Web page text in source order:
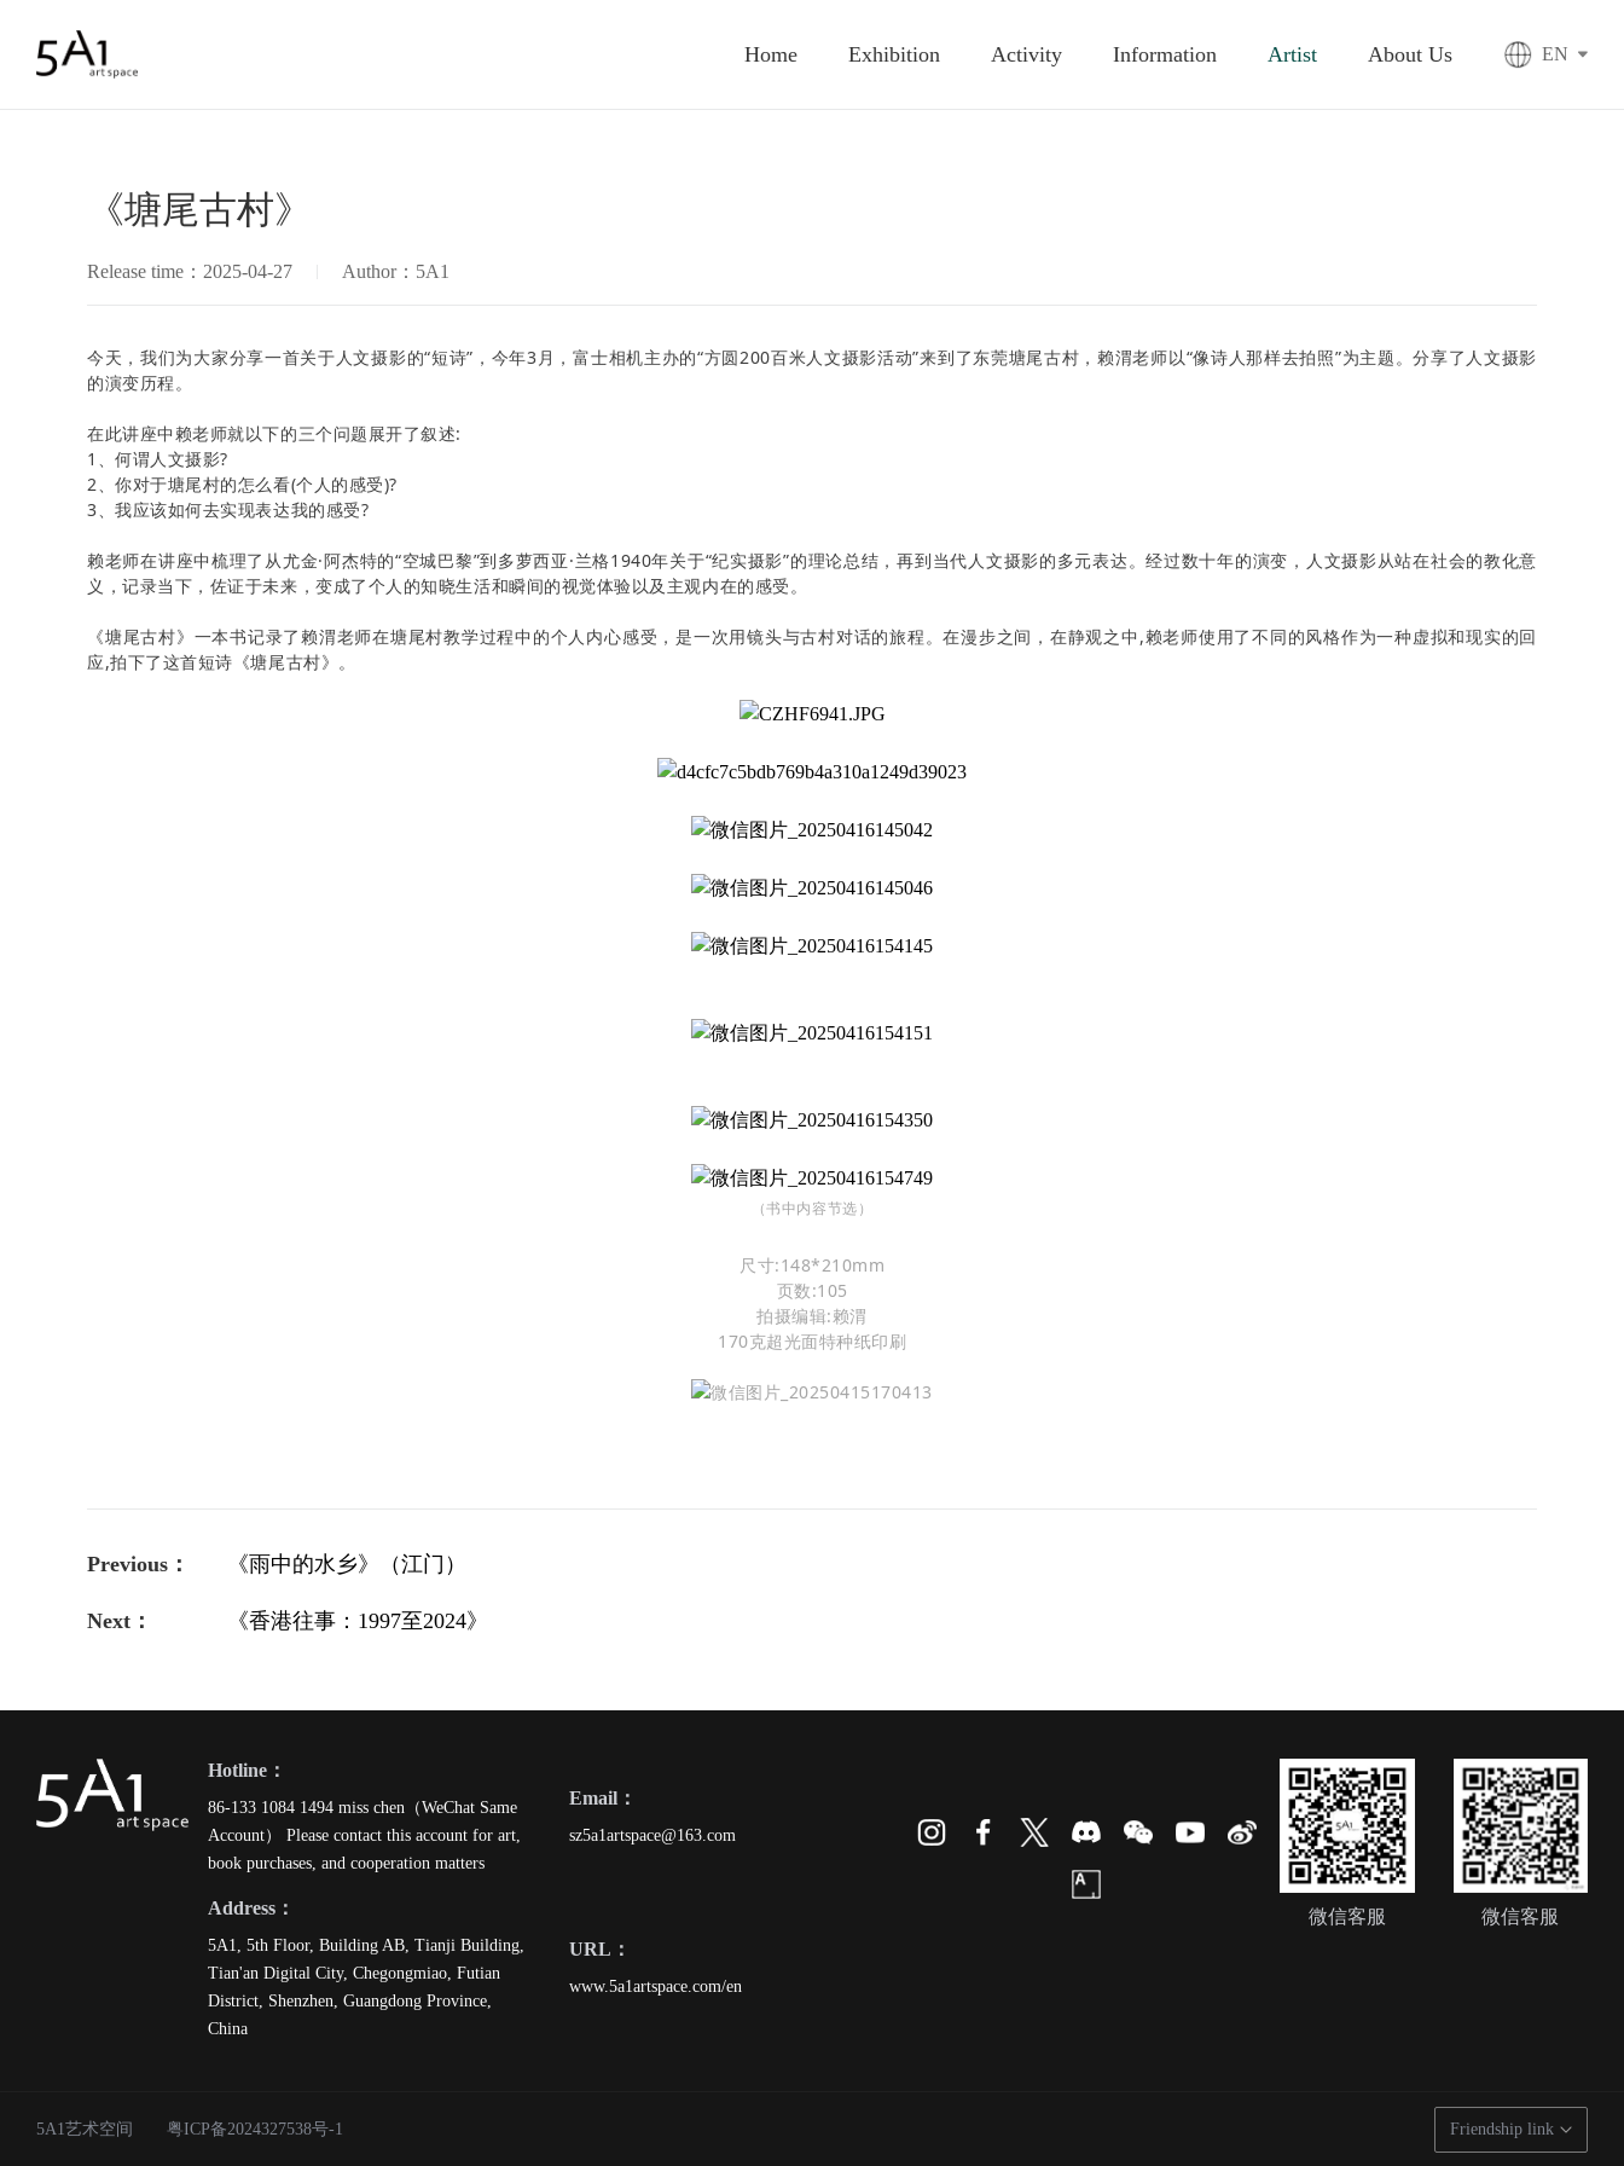
Home Exhibition Activity Information Artist About Us EN
《塘尾古村》
Release time：2025-04-27 Author：5A1
今天，我们为大家分享一首关于人文摄影的“短诗”，今年3月，富士相机主办的“方圆200百米人文摄影活动”来到了东莞塘尾古村，赖渭老师以“像诗人那样去拍照”为主题。分享了人文摄影
的演变历程。
在此讲座中赖老师就以下的三个问题展开了叙述:
1、何谓人文摄影?
2、你对于塘尾村的怎么看(个人的感受)?
3、我应该如何去实现表达我的感受?
赖老师在讲座中梳理了从尤金·阿杰特的“空城巴黎”到多萝西亚·兰格1940年关于“纪实摄影”的理论总结，再到当代人文摄影的多元表达。经过数十年的演变，人文摄影从站在社会的教化意
义，记录当下，佐证于未来，变成了个人的知晓生活和瞬间的视觉体验以及主观内在的感受。
《塘尾古村》一本书记录了赖渭老师在塘尾村教学过程中的个人内心感受，是一次用镜头与古村对话的旅程。在漫步之间，在静观之中,赖老师使用了不同的风格作为一种虚拟和现实的回
应,拍下了这首短诗《塘尾古村》。
（书中内容节选）
尺寸:148*210mm
页数:105
拍摄编辑:赖渭
170克超光面特种纸印刷
Previous： 《雨中的水乡》（江门）
Next： 《香港往事：1997至2024》
Hotline：
86-133 1084 1494 miss chen（WeChat Same
Account） Please contact this account for art,
book purchases, and cooperation matters
Email：
sz5a1artspace@163.com
Address：
5A1, 5th Floor, Building AB, Tianji Building,
Tian'an Digital City, Chegongmiao, Futian
District, Shenzhen, Guangdong Province,
China
URL：
www.5a1artspace.com/en
微信客服 微信客服
5A1艺术空间 粤ICP备2024327538号-1 Friendship link